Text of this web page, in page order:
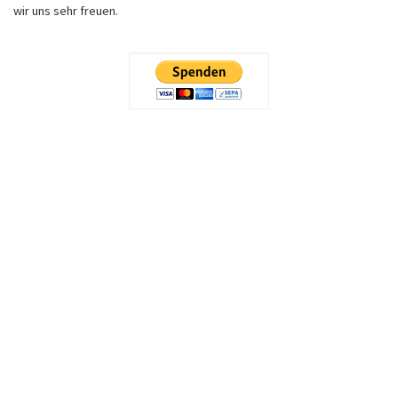
wir uns sehr freuen.